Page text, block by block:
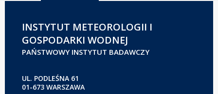
INSTYTUT METEOROLOGII I
GOSPODARKI WODNEJ
PAŃSTWOWY INSTYTUT BADAWCZY
UL. PODLEŚNA 61
01-673 WARSZAWA